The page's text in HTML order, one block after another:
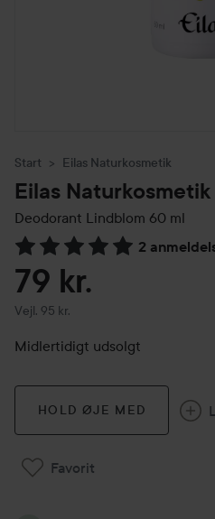
Start Eilas Naturkosmetik
Eilas Naturkosmetik
Deodorant Lindblom 60 ml
2
Gå til Anmeldelser &
79 kr.
Vejl. 95 kr.
Vejledende pris 95 kr.
Midlertidigt udsolgt
HOLD ØJE MED
Favorit